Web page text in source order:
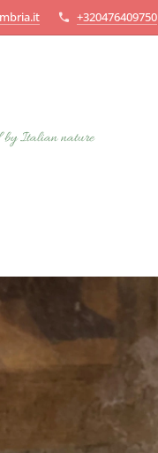
+320476409750
by Italian nature